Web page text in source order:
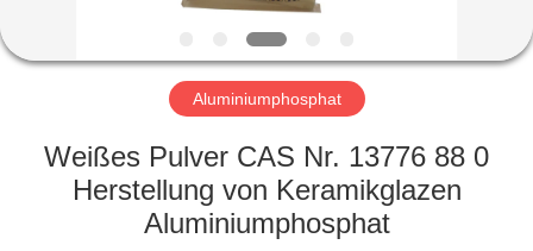
ÜBER
WERKSBESICHTIGUNG
Aluminiumphosphat
Weißes Pulver CAS Nr. 13776 88 0
Herstellung von Keramikglazen
Aluminiumphosphat